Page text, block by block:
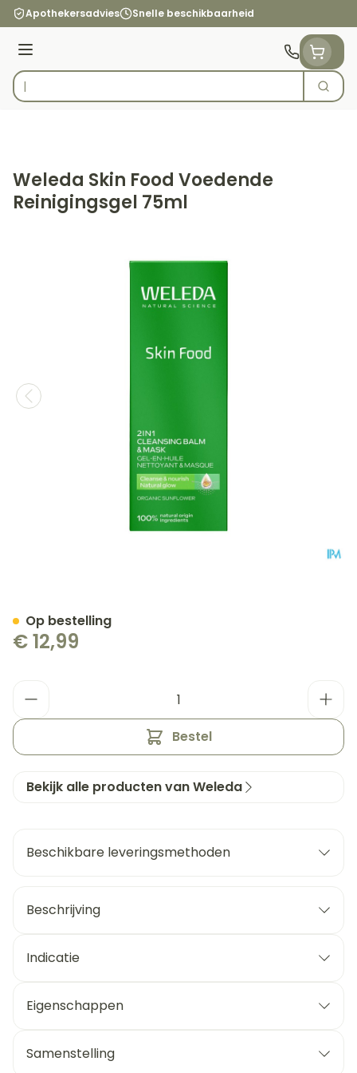
Ga naar de inhoud
Apothekersadvies Snelle beschikbaarheid
Menu
Product, merk, categorie...
Zoek
Weleda Skin Food Voedende
Reinigingsgel 75ml
€ 12,99
Bestel
Op bestelling
Bekijk alle producten van Weleda
Beschikbare leveringsmethoden
Beschrijving
Indicatie
Eigenschappen
Samenstelling